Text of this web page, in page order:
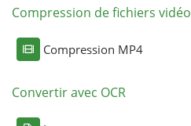
Compression de fichiers vidéo
Compression MP4
Convertir avec OCR